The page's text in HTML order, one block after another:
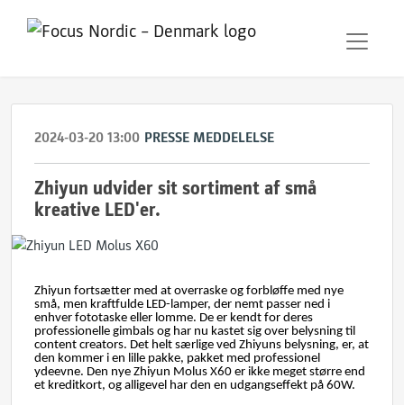
2024-03-20 13:00 PRESSE MEDDELELSE
Zhiyun udvider sit sortiment af små
kreative LED'er.
Zhiyun fortsætter med at overraske og forbløffe med nye
små, men kraftfulde LED-lamper, der nemt passer ned i
enhver fototaske eller lomme. De er kendt for deres
professionelle gimbals og har nu kastet sig over belysning til
content creators. Det helt særlige ved Zhiyuns belysning, er, at
den kommer i en lille pakke, pakket med professionel
ydeevne. Den nye Zhiyun Molus X60 er ikke meget større end
et kreditkort, og alligevel har den en udgangseffekt på 60W.